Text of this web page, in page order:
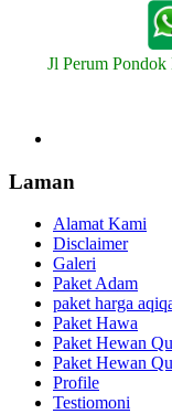
Jl Perum
Laman
Alamat Kami
Disclaimer
Galeri
Paket Adam
paket harga
Paket Hawa
Paket Hewan
Paket Hewan
Profile
Testiomoni